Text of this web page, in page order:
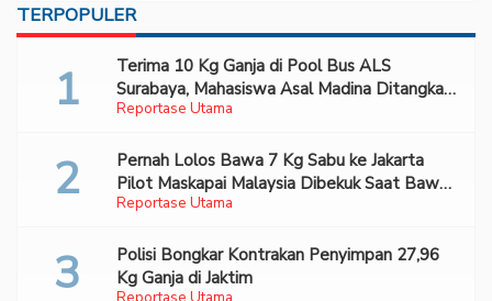
TERPOPULER
Reportase Utama
Terima 10 Kg Ganja di Pool Bus ALS
Surabaya, Mahasiswa Asal Madina Ditangkap
Bareskrim
Reportase Utama
Pernah Lolos Bawa 7 Kg Sabu ke Jakarta
Pilot Maskapai Malaysia Dibekuk Saat Bawa
70 Ribu Pil Ekstasi Di Bandara Soetta
Reportase Utama
Polisi Bongkar Kontrakan Penyimpan 27,96
Kg Ganja di Jaktim